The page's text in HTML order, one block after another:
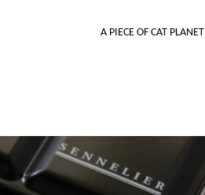
A PIECE OF CAT PLANET